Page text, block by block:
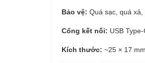
Bảo vệ: Quá sạc, quá
Cổng kết nối: USB Type-
Kích thước: ~25 × 17